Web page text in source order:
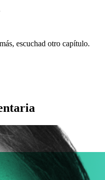
escuchad otro capítulo.